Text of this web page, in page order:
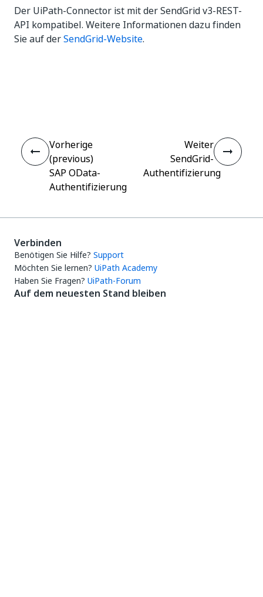
Der UiPath-Connector ist mit der SendGrid v3-REST-
API kompatibel. Weitere Informationen dazu finden
Sie auf derSendGrid-Website.
Vorherige
(previous)
SAP OData-
Authentifizierung
Weiter
SendGrid-
Authentifizierung
Verbinden
Benötigen Sie Hilfe? Support
Möchten Sie lernen? UiPath Academy
Haben Sie Fragen? UiPath-Forum
Auf dem neuesten Stand bleiben